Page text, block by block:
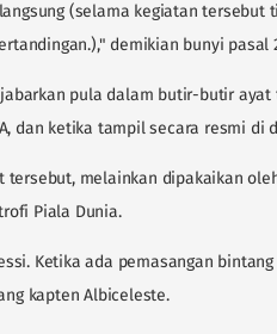
(selama kegiatan tersebut
demikian bunyi pasal
pula dalam butir-butir ayat
dan ketika tampil secara resmi di
melainkan dipakaikan
Piala Dunia.
Ketika ada pemasangan
kapten Albiceleste.